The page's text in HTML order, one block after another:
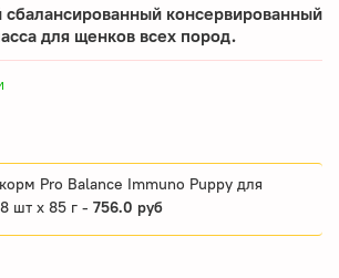
Pro Balance Immuno Puppy для
шт x 85 г - 756.0 руб
консервированный
для щенков всех пород.